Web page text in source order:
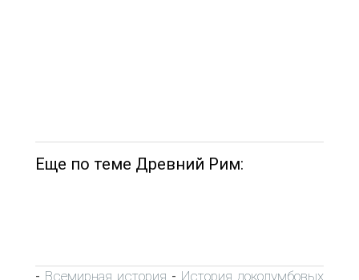
Еще по теме Древний Рим:
- Всемирная история - История доколумбовых